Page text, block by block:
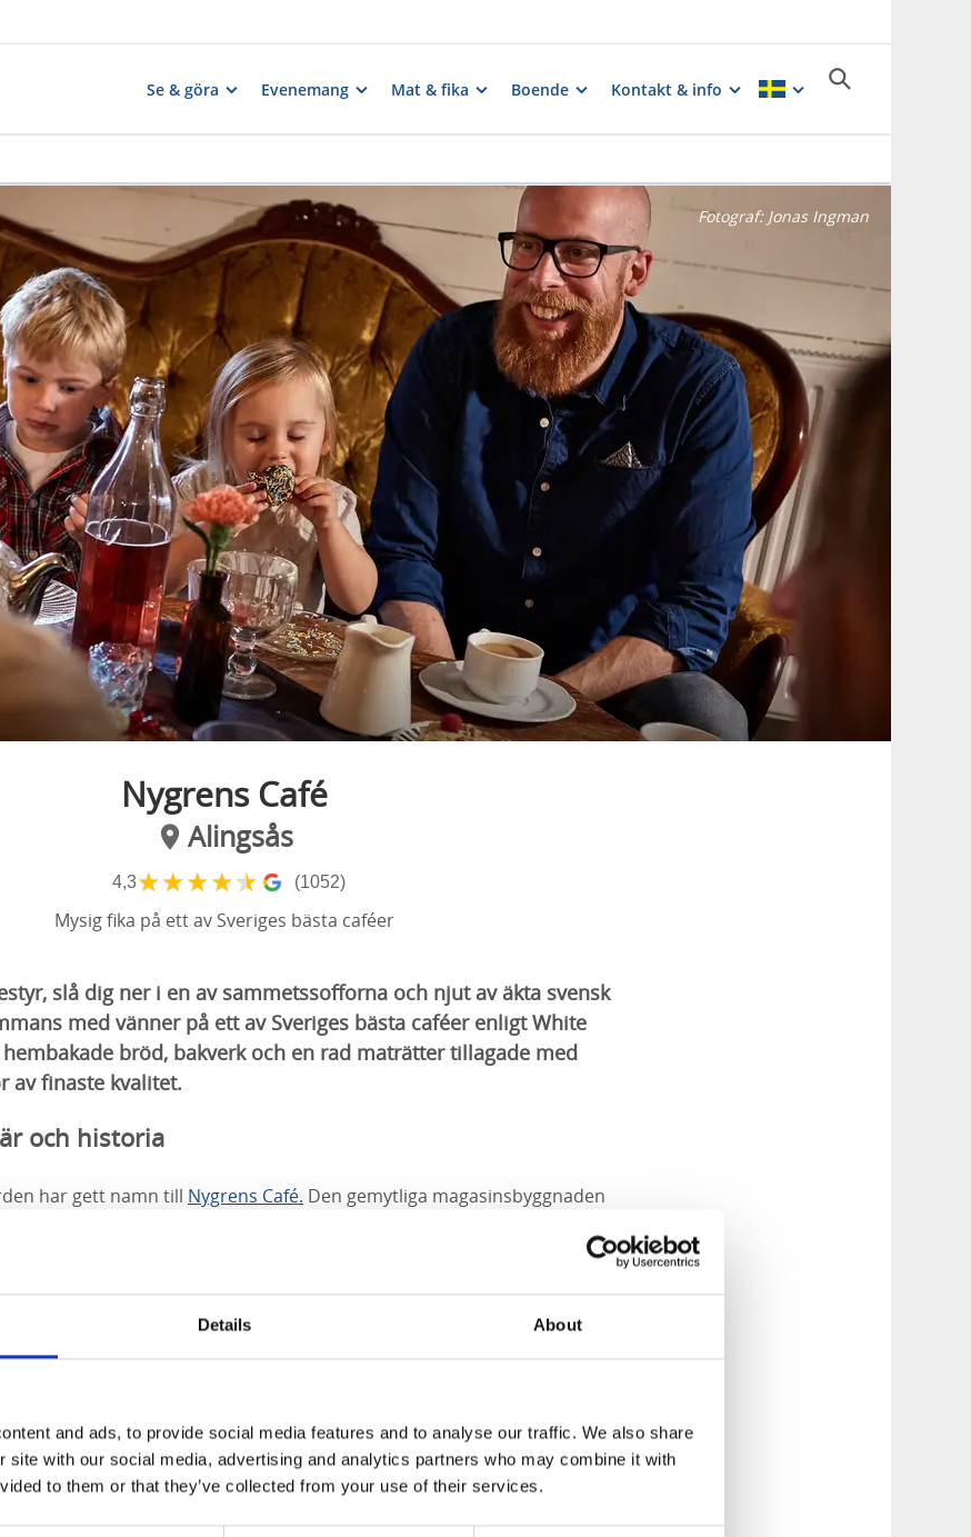
Details About
and ads, to provide social media features and to analyse our traffic. We also share
site with our social media, advertising and analytics partners who may combine it with
to them or that they’ve collected from your use of their services.
Se & göra Evenemang Mat & fika Boende Kontakt & info
Fotograf: Jonas Ingman
Nygrens Café
Alingsås
4,3★★★★★ (1052)
Mysig fika på ett av Sveriges bästa caféer
slå dig ner i en av sammetssofforna och njut av äkta svensk
med vänner på ett av Sveriges bästa caféer enligt White
bröd, bakverk och en rad maträtter tillagade med
av finaste kvalitet.
och historia
har gett namn till Nygrens Café. Den gemytliga magasinsbyggnaden
, här är nämligen